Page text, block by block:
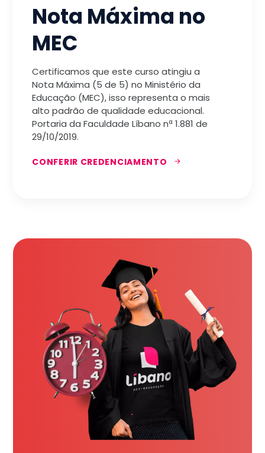
Nota Máxima no
MEC
Certificamos que este curso atingiu a
Nota Máxima (5 de 5) no Ministério da
Educação (MEC), isso representa o mais
alto padrão de qualidade educacional.
Portaria da Faculdade Líbano nª 1.881 de
29/10/2019.
CONFERIR CREDENCIAMENTO